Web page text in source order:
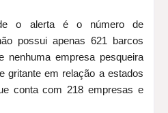
o alerta é o número de
possui apenas 621 barcos
nenhuma empresa pesqueira
gritante em relação a estados
conta com 218 empresas e